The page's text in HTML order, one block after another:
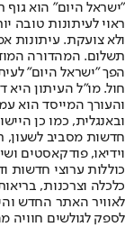
"ישראל היום" הוא
ראוי לעיתונות טובה
ולא צועקת. עיתונות
הפך "ישראל היום"
חול. מו"ל העיתון היא
והעורך המייסד הוא
חדשות מסביב לשעון,
וידיאו, פודקאסטים
כוללות ערוצי חדשות
לאוויר האתר החדש
לספק לגולשים חוויה